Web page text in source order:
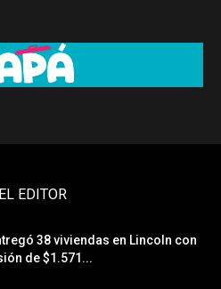
EDITOR
38 viviendas en Lincoln con
de $1.571...